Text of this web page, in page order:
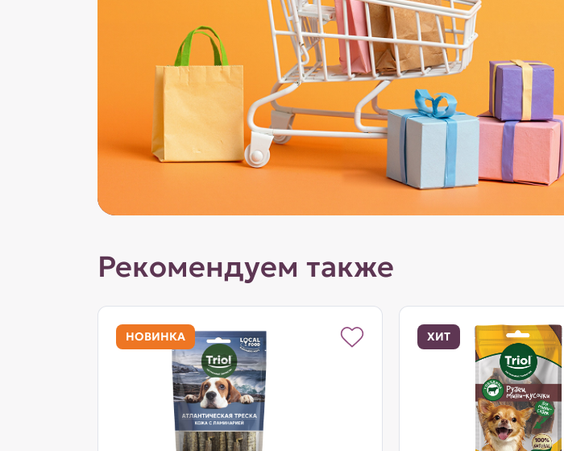
Рекомендуем также
НОВИНКА ХИТ